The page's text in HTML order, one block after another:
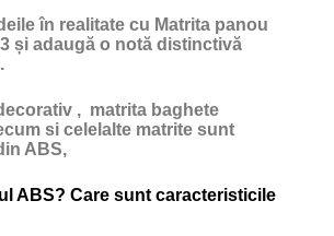
în realitate cu Matrita panou
și adaugă o notă distinctivă
, matrita baghete
si celelalte matrite sunt
ABS,
ABS? Care sunt caracteristicile